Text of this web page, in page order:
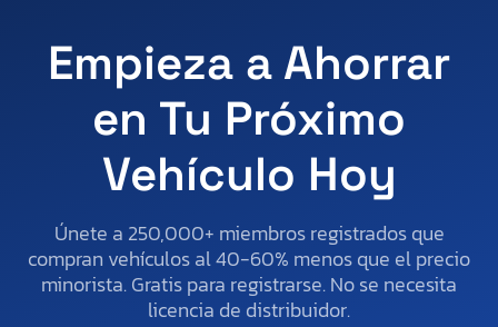
Empieza a Ahorrar
en Tu Próximo
Vehículo Hoy
Únete a 250,000+ miembros registrados que
compran vehículos al 40-60% menos que el precio
minorista. Gratis para registrarse. No se necesita
licencia de distribuidor.